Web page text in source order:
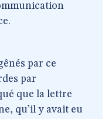
par ce
par
que la lettre
qu’il y avait eu